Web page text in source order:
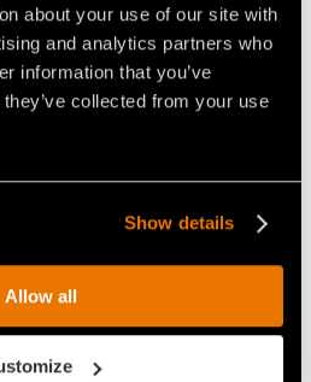
about your use of our site with
and analytics partners who
information that you’ve
collected from your use
Show details
Allow all